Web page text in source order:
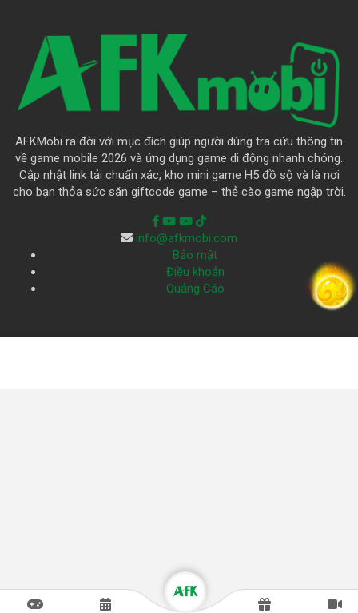
AFKMobi ra đời với mục đích giúp người dùng tra cứu thông tin
về game mobile 2026 và ứng dụng game di động nhanh chóng.
Cập nhật link tải chuẩn xác, kho mini game H5 đồ sộ và là nơi
cho bạn thỏa sức săn giftcode game – thẻ cào game ngập trời.
info@afkmobi.com
Bảo mật
Điều khoản
Quảng Cáo